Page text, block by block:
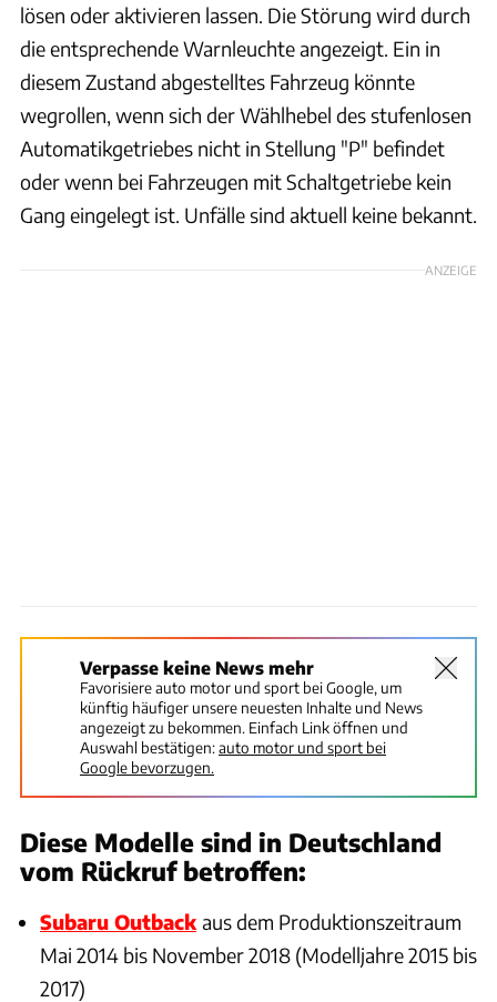
lösen oder aktivieren lassen. Die Störung wird durch
die entsprechende Warnleuchte angezeigt. Ein in
diesem Zustand abgestelltes Fahrzeug könnte
wegrollen, wenn sich der Wählhebel des stufenlosen
Automatikgetriebes nicht in Stellung "P" befindet
oder wenn bei Fahrzeugen mit Schaltgetriebe kein
Gang eingelegt ist. Unfälle sind aktuell keine bekannt.
ANZEIGE
Verpasse keine News mehr
Favorisiere auto motor und sport bei Google, um
künftig häufiger unsere neuesten Inhalte und News
angezeigt zu bekommen. Einfach Link öffnen und
Auswahl bestätigen:auto motor und sport bei
Google bevorzugen.
Diese Modelle sind in Deutschland
vom Rückruf betroffen:
Subaru Outback aus dem Produktionszeitraum
Mai 2014 bis November 2018 (Modelljahre 2015 bis
2017)